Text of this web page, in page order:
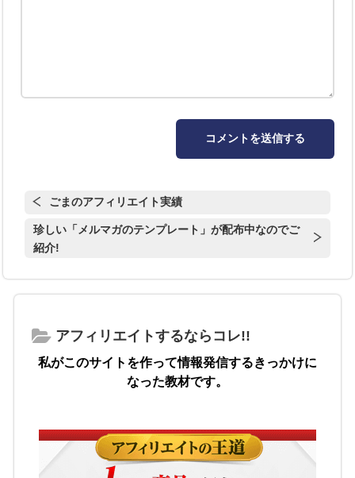
ごまのアフィリエイト実績
珍しい「メルマガのテンプレート」が配布中なのでご
紹介!
アフィリエイトするならコレ!!
私がこのサイトを作って情報発信するきっかけに
なった教材です。